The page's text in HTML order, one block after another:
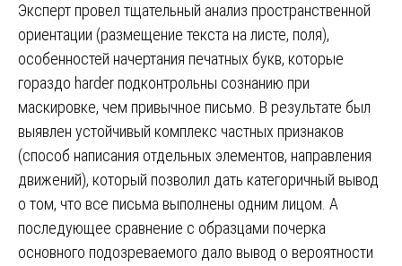
Эксперт провел тщательный анализ пространственной
ориентации (размещение текста на листе, поля),
особенностей начертания печатных букв, которые
гораздо harder подконтрольны сознанию при
маскировке, чем привычное письмо. В результате был
выявлен устойчивый комплекс частных признаков
(способ написания отдельных элементов, направления
движений), который позволил дать категоричный вывод
о том, что все письма выполнены одним лицом. А
последующее сравнение с образцами почерка
основного подозреваемого дало вывод о вероятности